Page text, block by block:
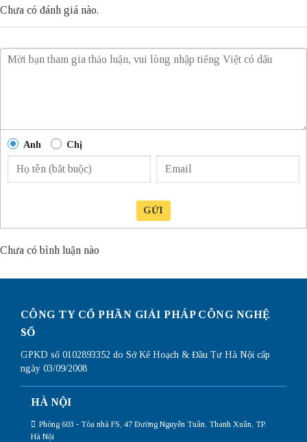
Chưa có đánh giá nào.
Anh Chị
GỬI
Chưa có bình luận nào
CÔNG TY CỔ PHẦN GIẢI PHÁP CÔNG NGHỆ
SỐ
GPKD số 0102893352 do Sở Kế Hoạch & Đầu Tư Hà Nội cấp
ngày 03/09/2008
HÀ NỘI
Phòng 603 - Tòa nhà FS, 47 Đường Nguyễn Tuân, Thanh Xuân, TP.
Hà Nội